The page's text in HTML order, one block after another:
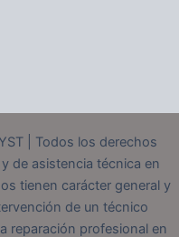
| Todos los derechos
de asistencia técnica en
tienen carácter general y
de un técnico
reparación profesional en